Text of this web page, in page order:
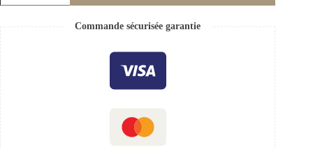
Commande sécurisée garantie